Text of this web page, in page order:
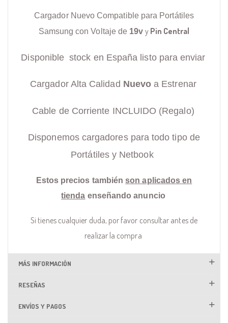
Cargador Nuevo Compatible para Portátiles
Samsung con Voltaje de 19v y Pin Central
Disponible stock en España listo para enviar
Cargador Alta Calidad Nuevo a Estrenar
Cable de Corriente INCLUIDO (Regalo)
Disponemos cargadores para todo tipo de
Portátiles y Netbook
Estos precios también son aplicados en
tienda enseñando anuncio
Si tienes cualquier duda, por favor consultar antes de
realizar la compra
MÁS INFORMACIÓN
RESEÑAS
ENVÍOS Y PAGOS